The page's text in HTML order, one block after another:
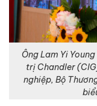
Ông Lam Yi
trị Chandler
nghiệp, Bộ